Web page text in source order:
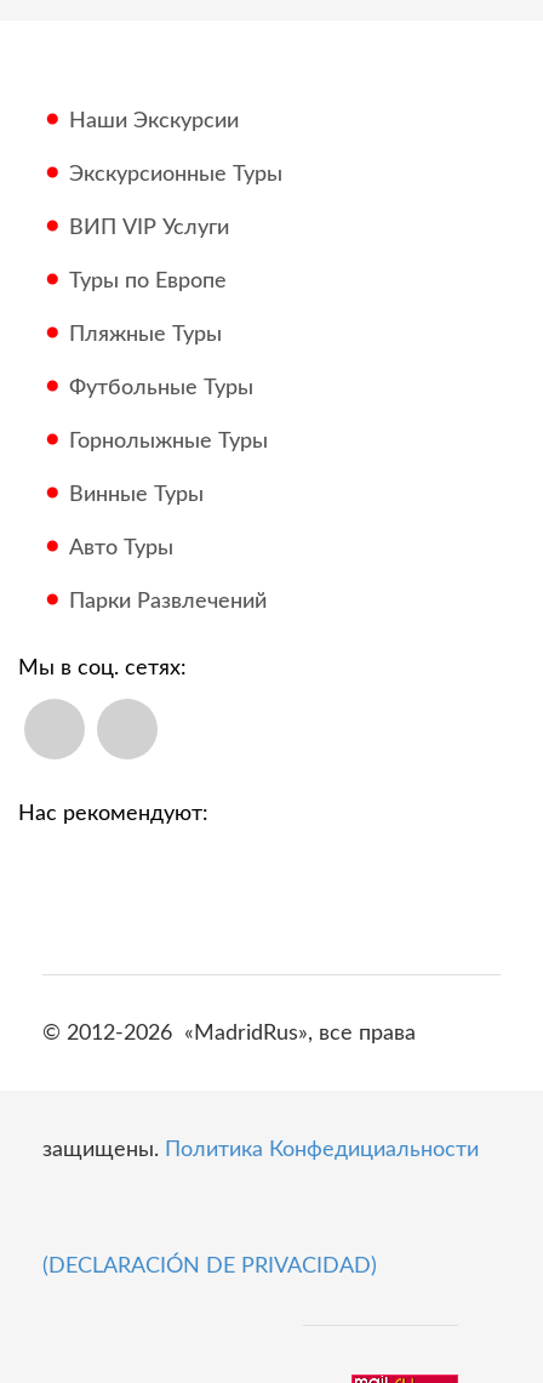
Наши Экскурсии
Экскурсионные Туры
ВИП VIP Услуги
Туры по Европе
Пляжные Туры
Футбольные Туры
Горнолыжные Туры
Винные Туры
Авто Туры
Парки Развлечений
Мы в соц. сетях:
Нас рекомендуют:
© 2012-2026 «MadridRus», все права
защищены. Политика Конфедициальности
(DECLARACIÓN DE PRIVACIDAD)